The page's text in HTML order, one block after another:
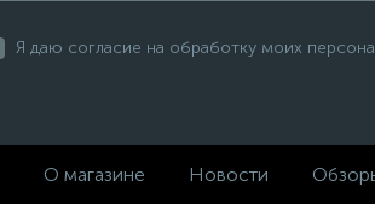
Я даю согласие на обработку моих
О магазине Новости